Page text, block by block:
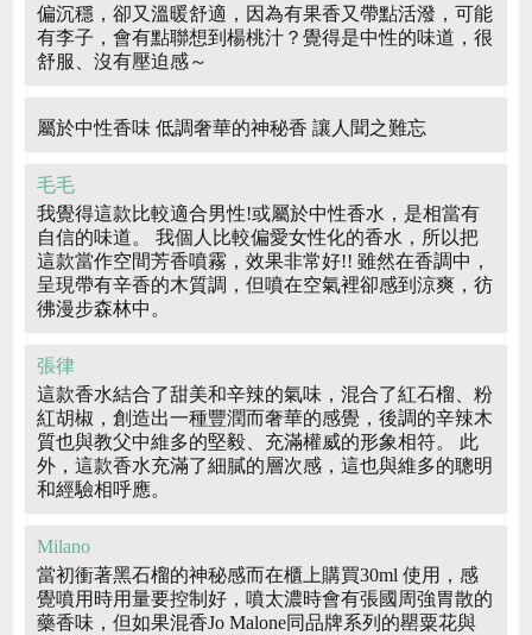
偏沉穩，卻又溫暖舒適，因為有果香又帶點活潑，可能
有李子，會有點聯想到楊桃汁？覺得是中性的味道，很
舒服、沒有壓迫感～
屬於中性香味 低調奢華的神秘香 讓人聞之難忘
毛毛
我覺得這款比較適合男性!或屬於中性香水，是相當有
自信的味道。 我個人比較偏愛女性化的香水，所以把
這款當作空間芳香噴霧，效果非常好!! 雖然在香調中，
呈現帶有辛香的木質調，但噴在空氣裡卻感到涼爽，彷
彿漫步森林中。
張律
這款香水結合了甜美和辛辣的氣味，混合了紅石榴、粉
紅胡椒，創造出一種豐潤而奢華的感覺，後調的辛辣木
質也與教父中維多的堅毅、充滿權威的形象相符。 此
外，這款香水充滿了細膩的層次感，這也與維多的聰明
和經驗相呼應。
Milano
當初衝著黑石榴的神秘感而在櫃上購買30ml 使用，感
覺噴用時用量要控制好，噴太濃時會有張國周強胃散的
藥香味，但如果混香Jo Malone同品牌系列的罌粟花與